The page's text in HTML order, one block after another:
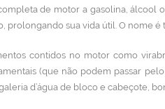
de motor a gasolina, álcool
prolongando sua vida útil. O nome
contidos no motor como
(que não podem passar
d’água de bloco e cabeçote,